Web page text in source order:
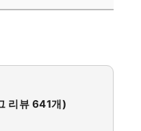
리뷰 641개)